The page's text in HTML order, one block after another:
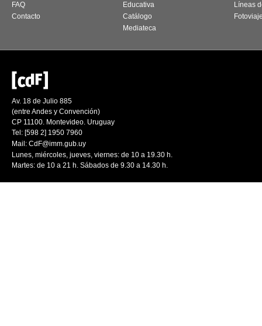
FAQ
Contacto
Educativa
Catálogo
Mediateca
Líneas
Av. 18 de Julio 885
(entre Andes y Convención)
CP 11100. Montevideo. Uruguay
Tel: [598 2] 1950 7960
Mail: CdF@imm.gub.uy
Lunes, miércoles, jueves, viernes: de 10 a 19.30 h.
Martes: de 10 a 21 h. Sábados de 9.30 a 14.30 h.